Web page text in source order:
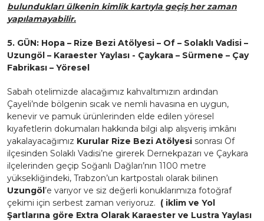
bulundukları ülkenin kimlik kartıyla geçiş her zaman
yapılamayabilir.
5. GÜN: Hopa – Rize Bezi Atölyesi – Of – Solaklı Vadisi –
Uzungöl – Karaester Yaylası - Çaykara – Sürmene – Çay
Fabrikası – Yöresel
Sabah otelimizde alacağımız kahvaltımızın ardından
Çayeli’nde bölgenin sıcak ve nemli havasına en uygun,
kenevir ve pamuk ürünlerinden elde edilen yöresel
kıyafetlerin dokumaları hakkında bilgi alıp alışveriş imkânı
yakalayacağımız Kurular Rize Bezi Atölyesi sonrası Of
ilçesinden Solaklı Vadisi’ne girerek Dernekpazarı ve Çaykara
ilçelerinden geçip Soğanlı Dağları’nın 1100 metre
yüksekliğindeki, Trabzon’un kartpostalı olarak bilinen
Uzungöl’e varıyor ve siz değerli konuklarımıza fotoğraf
çekimi için serbest zaman veriyoruz. ( iklim ve Yol
Şartlarına göre Extra Olarak Karaester ve Lustra Yaylası